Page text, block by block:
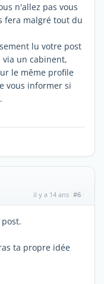
n'allez pas vous
fera malgré tout du
lu votre post
un cabinent,
le même profile
vous informer si
il y a 14 ans #6
ta propre idée